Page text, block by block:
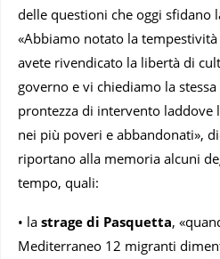
delle questioni che oggi sfidano
«Abbiamo notato la
avete rivendicato la libertà di
governo e vi chiediamo la
prontezza di intervento laddove
nei più poveri e abbandonati»,
riportano alla memoria alcuni
tempo, quali:
• la strage di Pasquetta,
Mediterraneo 12 migranti